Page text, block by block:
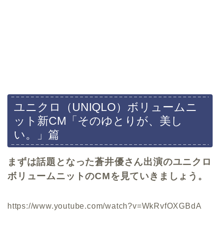
ユニクロ（UNIQLO）ボリュームニ
ット新CM「そのゆとりが、美し
い。」篇
まずは話題となった蒼井優さん出演のユニクロ
ボリュームニットのCMを見ていきましょう。
https://www.youtube.com/watch?v=WkRvfOXGBdA